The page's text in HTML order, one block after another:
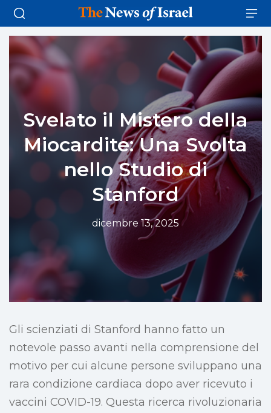
Svelato il Mistero della
Miocardite: Una Svolta
nello Studio di
Stanford
dicembre 13, 2025
Gli scienziati di Stanford hanno fatto un
notevole passo avanti nella comprensione del
motivo per cui alcune persone sviluppano una
rara condizione cardiaca dopo aver ricevuto i
vaccini COVID-19. Questa ricerca rivoluzionaria